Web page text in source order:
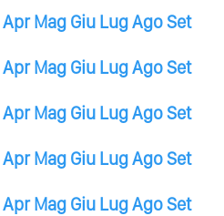
Apr Mag Giu LugAgoSet
Apr Mag Giu LugAgoSet
Apr Mag Giu LugAgoSet
Apr Mag Giu LugAgoSet
Apr Mag Giu LugAgoSet